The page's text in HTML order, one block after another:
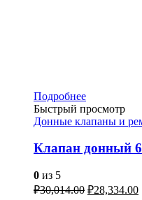
Подробнее
Быстрый просмотр
Донные клапаны и
Клапан донный
0 из 5
₽30,014.00 ₽28,334.00